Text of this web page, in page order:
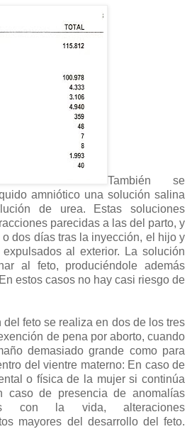
También se
amniótico una solución salina
de urea. Estas soluciones
parecidas a las del parto, y
dos días tras la inyección, el hijo y
al exterior. La solución
al feto, produciéndole además
estos casos no hay casi riesgo de
feto se realiza en dos de los tres
de pena por aborto, cuando
demasiado grande como para
del vientre materno: En caso de
o física de la mujer si continúa
caso de presencia de anomalías
con la vida, alteraciones
mayores del desarrollo del feto.